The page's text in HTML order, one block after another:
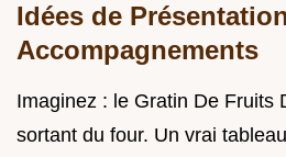
Idées de
Accompagnements
Imaginez : le Gratin De Fruits
sortant du four. Un vrai